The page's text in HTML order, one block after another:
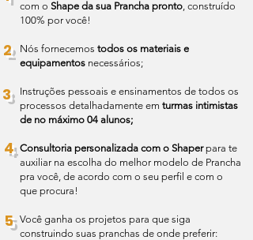
com o Shape da sua Prancha pronto , construído
100% por você!
Nós fornecemos todos os materiais e
equipamentos necessários;
Instruções pessoais e ensinamentos de todos os
processos detalhadamente em turmas intimistas
de no máximo 04 alunos;
Consultoria personalizada com o Shaperpara te
auxiliar na escolha do melhor modelo de Prancha
pra você, de acordo com o seu perfil e com o
que procura!
Você ganha os projetos para que siga
construindo suas pranchas de onde preferir:
3
4
5
2